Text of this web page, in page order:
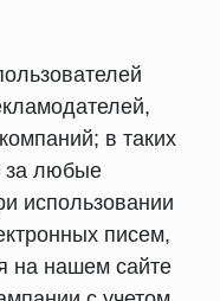
в таких
за любые
использовании
писем,
на нашем сайте